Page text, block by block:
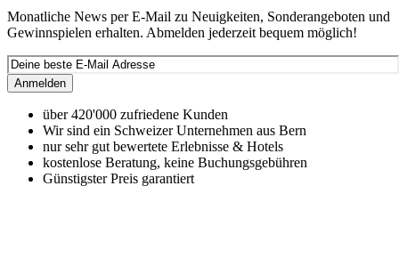
Monatliche News per E-Mail zu Neuigkeiten, Sonderangeboten und
Gewinnspielen erhalten. Abmelden jederzeit bequem möglich!
Anmelden
über 420'000 zufriedene Kunden
Wir sind ein Schweizer Unternehmen aus Bern
nur sehr gut bewertete Erlebnisse & Hotels
kostenlose Beratung, keine Buchungsgebühren
Günstigster Preis garantiert